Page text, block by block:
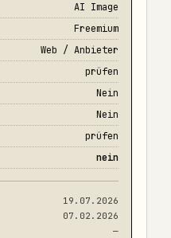
AI Image
Freemium
Web / Anbieter
prüfen
Nein
Nein
prüfen
nein
19.07.2026
07.02.2026
—